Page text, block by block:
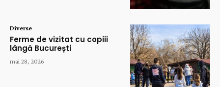
Diverse
Ferme de vizitat cu copiii
lângă București
mai 28, 2026